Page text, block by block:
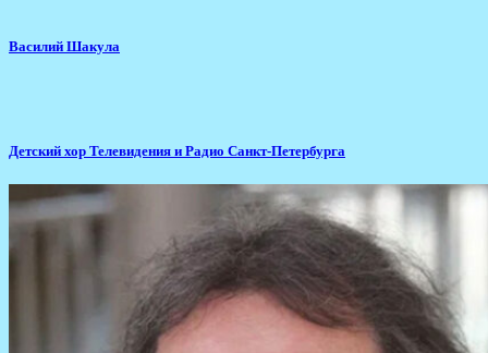
Василий Шакула
Детский хор Телевидения и Радио Санкт-Петербурга